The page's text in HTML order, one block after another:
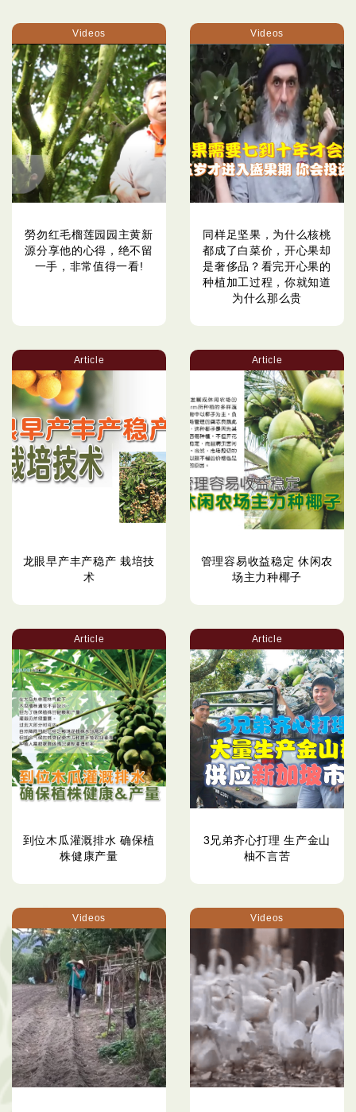
Videos
勞勿红毛榴莲园园主黄新
源分享他的心得，绝不留
一手，非常值得一看!
Videos
同样足坚果，为什么核桃
都成了白菜价，开心果却
是奢侈品？看完开心果的
种植加工过程，你就知道
为什么那么贵
Article
龙眼早产丰产稳产 栽培技
术
Article
管理容易收益稳定 休闲农
场主力种椰子
Article
到位木瓜灌溉排水 确保植
株健康产量
Article
3兄弟齐心打理 生产金山
柚不言苦
Videos Videos